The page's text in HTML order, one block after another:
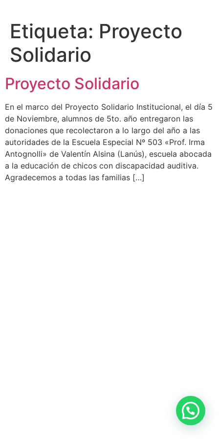
Etiqueta: Proyecto
Solidario
Proyecto Solidario
En el marco del Proyecto Solidario Institucional, el día 5
de Noviembre, alumnos de 5to. año entregaron las
donaciones que recolectaron a lo largo del año a las
autoridades de la Escuela Especial Nº 503 «Prof. Irma
Antognolli» de Valentín Alsina (Lanús), escuela abocada
a la educación de chicos con discapacidad auditiva.
Agradecemos a todas las familias […]